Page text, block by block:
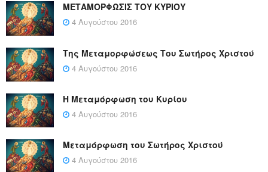
ΜΕΤΑΜΟΡΦΩΣΙΣ ΤΟΥ ΚΥΡΙΟΥ
4 Αυγούστου 2016
Της Μεταμορφώσεως Του Σωτήρος Χριστού
4 Αυγούστου 2016
Η Μεταμόρφωση του Κυρίου
4 Αυγούστου 2016
Μεταμόρφωση του Σωτήρος Χριστού
4 Αυγούστου 2016